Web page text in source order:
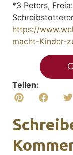
*3 Peters,
https://
macht-Kinder-
Teilen: